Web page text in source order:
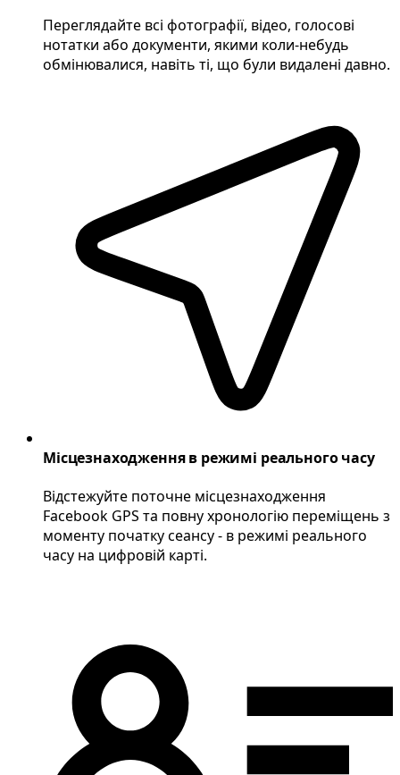
Переглядайте всі фотографії, відео, голосові
нотатки або документи, якими коли-небудь
обмінювалися, навіть ті, що були видалені давно.
Місцезнаходження в режимі реального часу
Відстежуйте поточне місцезнаходження
Facebook GPS та повну хронологію переміщень з
моменту початку сеансу - в режимі реального
часу на цифровій карті.